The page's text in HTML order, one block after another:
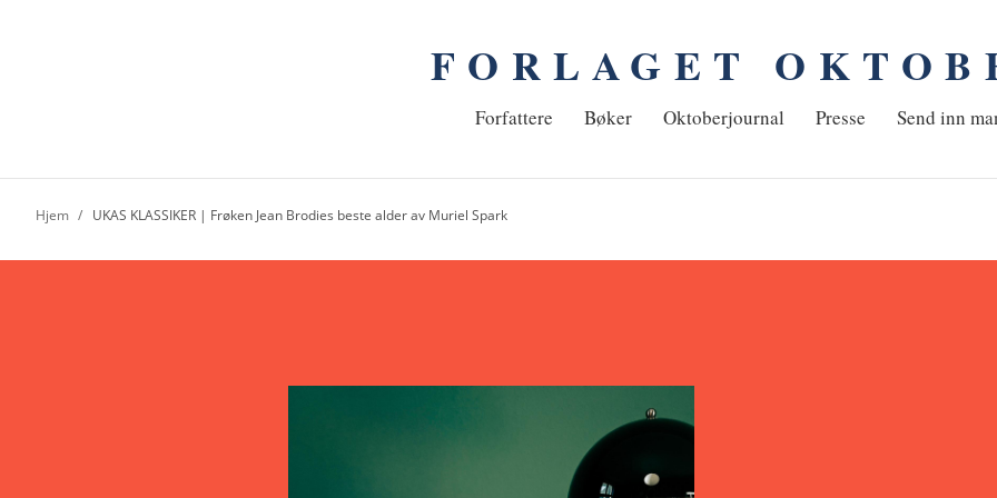
FORLAGET
Hjem
Forfattere Bøker Oktoberjournal Presse Send inn
Hjem UKAS KLASSIKER | Frøken Jean Brodies beste alder av Muriel Spark